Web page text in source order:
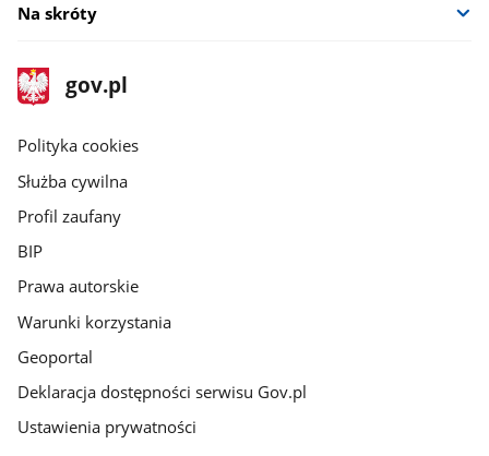
Na skróty
stopka
gov.pl
Strona
gov.pl
gov.pl
Polityka cookies
Służba cywilna
Profil zaufany
BIP
Prawa autorskie
Warunki korzystania
Geoportal
Deklaracja dostępności serwisu Gov.pl
Ustawienia prywatności